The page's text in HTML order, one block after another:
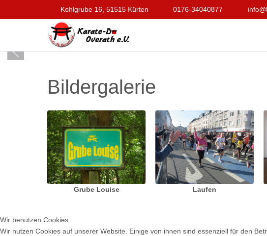
Kohlgrube 16, 51515 Kürten 0176-34040877
Bildergalerie
Grube Louise Laufen
Wir benutzen Cookies
Wir nutzen Cookies auf unserer Website. Einige von ihnen sind essenziell für den